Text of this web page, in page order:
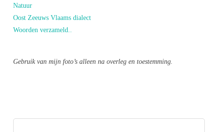
Natuur
Oost Zeeuws Vlaams dialect
Woorden verzameld..
Gebruik van mijn foto’s alleen na overleg en toestemming.